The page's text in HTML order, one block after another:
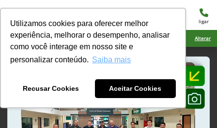
Utilizamos cookies para oferecer melhor
experiência, melhorar o desempenho, analisar
como você interage em nosso site e
personalizar conteúdo. Saiba mais
Recusar Cookies Aceitar Cookies
menu ligar
Ciarama Máquinas Nova Andradina Alterar